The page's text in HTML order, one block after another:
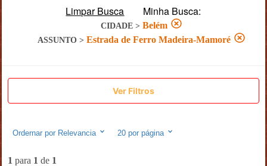
Limpar Busca Minha Busca:
CIDADE > Belém
ASSUNTO > Estrada de Ferro Madeira-Mamoré
Ver Filtros
Ordernar por Relevancia 20por página
1 para 1 de 1